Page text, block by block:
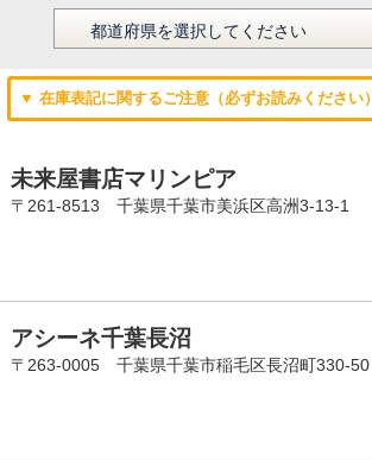
▼ 在庫表記に関するご注意（必ずお読みください）
未来屋書店マリンピア
〒261-8513 千葉県千葉市美浜区高洲3-13-1
アシーネ千葉長沼
〒263-0005 千葉県千葉市稲毛区長沼町330-50